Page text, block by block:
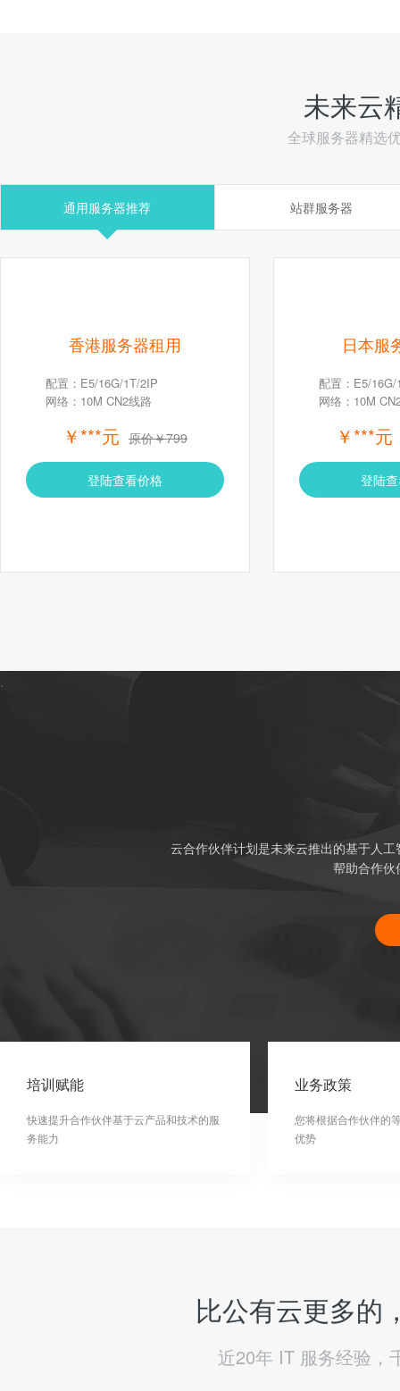
未来云
全球服务器精选
通用服务器推荐 站群服务器
香港服务器租用
配置：E5/16G/1T/2IP
网络：10M CN2线路
￥***元 原价￥799
登陆查看价格
日本服
配置：E5/
网络：10M
￥***元
登陆
.
云合作伙伴计划是未来云推出的基于人
帮助合作伙
培训赋能
快速提升合作伙伴基于云产品和技术的服
务能力
业务政策
您将根据合作伙伴的
优势
比公有云更多的
近20年 IT 服务经验，